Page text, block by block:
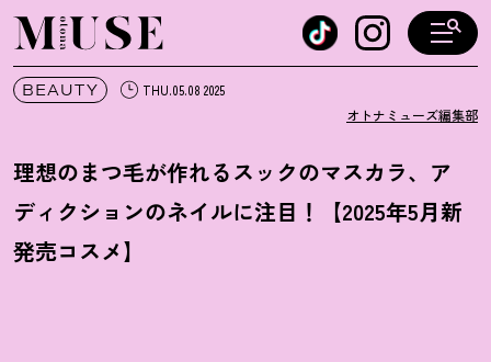
オトナミューズ ウェブ
BEAUTY THU.05.08 2025
オトナミューズ編集部
理想のまつ毛が作れるスックのマスカラ、ア
ディクションのネイルに注目 ！
【2025年5月新
発売コスメ】